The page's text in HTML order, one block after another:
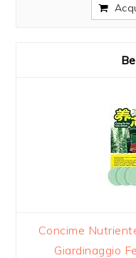
Concime
Giardinaggio